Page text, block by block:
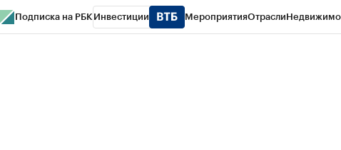
Подписка на РБК Инвестиции МероприятияОтрасли